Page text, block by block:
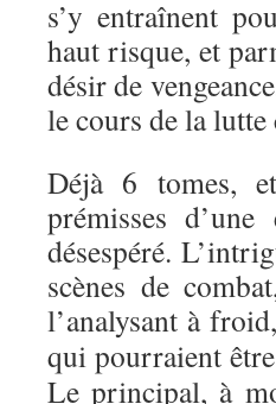
s’y entraînent
haut risque, et
désir de
le cours de la
Déjà 6 tomes,
prémisses
désespéré.
scènes de
l’analysant à froid,
qui pourraient
Le principal, à